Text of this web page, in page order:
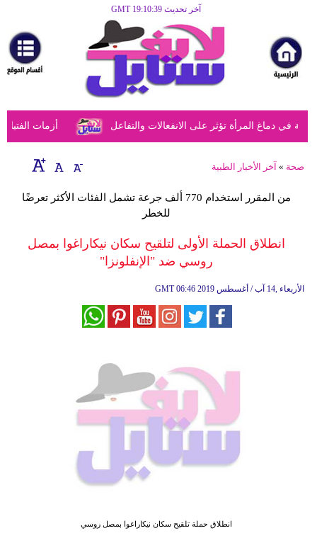
آخر تحديث GMT 19:10:39
مرأة
أزياء
أزياء
إسلامية
ديكور
سياحة
أزمات الفتيات دماغ المرأة تؤثر على الانفعالات والتفاعل
صحة » آخر الأخبار الطبية
من المقرر استخدام 770 ألف جرعة تشمل الفئات الأكثر تعرضًا
للخطر
انطلاق الحملة الأولى لتلقيح سكان نيكاراغوا بمصل
روسي ضد "الإنفلونزا"
GMT 06:46 2019 الأربعاء ,14 آب / أغسطس
انطلاق حملة تلقيح سكان نيكاراغوا بمصل روسي